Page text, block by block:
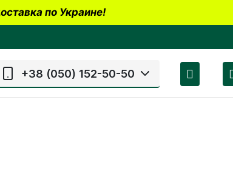
по Украине!
+38 (050) 152-50-50